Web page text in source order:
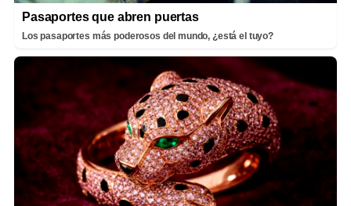
Pasaportes que abren puertas
Los pasaportes más poderosos del mundo, ¿está el tuyo?